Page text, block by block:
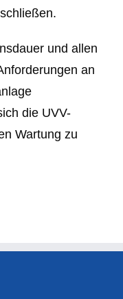
und allen
an
die UVV-
Wartung zu